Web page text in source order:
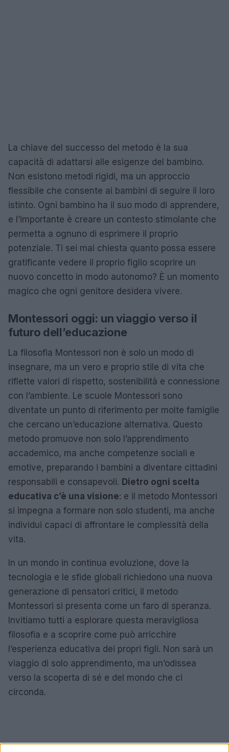
La chiave del successo del metodo è la sua
capacità di adattarsi alle esigenze del bambino.
Non esistono metodi rigidi, ma un approccio
flessibile che consente ai bambini di seguire il loro
istinto. Ogni bambino ha il suo modo di apprendere,
e l’importante è creare un contesto stimolante che
permetta a ognuno di esprimere il proprio
potenziale. Ti sei mai chiesta quanto possa essere
gratificante vedere il proprio figlio scoprire un
nuovo concetto in modo autonomo? È un momento
magico che ogni genitore desidera vivere.
Montessori oggi: un viaggio verso il
futuro dell’educazione
La filosofia Montessori non è solo un modo di
insegnare, ma un vero e proprio stile di vita che
riflette valori di rispetto, sostenibilità e connessione
con l’ambiente. Le scuole Montessori sono
diventate un punto di riferimento per molte famiglie
che cercano un’educazione alternativa. Questo
metodo promuove non solo l’apprendimento
accademico, ma anche competenze sociali e
emotive, preparando i bambini a diventare cittadini
responsabili e consapevoli. Dietro ogni scelta
educativa c’è una visione: e il metodo Montessori
si impegna a formare non solo studenti, ma anche
individui capaci di affrontare le complessità della
vita.
In un mondo in continua evoluzione, dove la
tecnologia e le sfide globali richiedono una nuova
generazione di pensatori critici, il metodo
Montessori si presenta come un faro di speranza.
Invitiamo tutti a esplorare questa meravigliosa
filosofia e a scoprire come può arricchire
l’esperienza educativa dei propri figli. Non sarà un
viaggio di solo apprendimento, ma un’odissea
verso la scoperta di sé e del mondo che ci
circonda.